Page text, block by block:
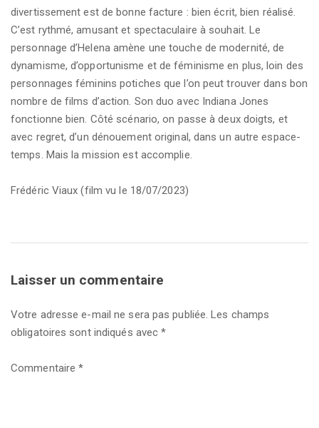
divertissement est de bonne facture : bien écrit, bien réalisé.
C’est rythmé, amusant et spectaculaire à souhait. Le
personnage d’Helena amène une touche de modernité, de
dynamisme, d’opportunisme et de féminisme en plus, loin des
personnages féminins potiches que l’on peut trouver dans bon
nombre de films d’action. Son duo avec Indiana Jones
fonctionne bien. Côté scénario, on passe à deux doigts, et
avec regret, d’un dénouement original, dans un autre espace-
temps. Mais la mission est accomplie.
Frédéric Viaux (film vu le 18/07/2023)
Laisser un commentaire
Votre adresse e-mail ne sera pas publiée. Les champs
obligatoires sont indiqués avec*
Commentaire*